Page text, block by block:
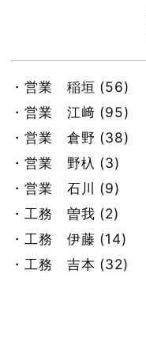
・営業 稲垣 (56)
・営業 江﨑 (95)
・営業 倉野 (38)
・営業 野杁 (3)
・営業 石川 (9)
・工務 曽我 (2)
・工務 伊藤 (14)
・工務 吉本 (32)